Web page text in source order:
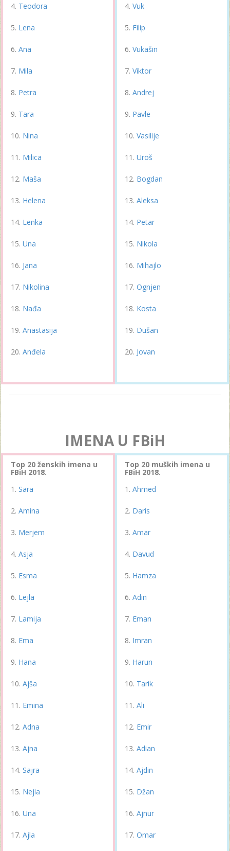
Teodora
Lena
Ana
Mila
Petra
Tara
Nina
Milica
Maša
Helena
Lenka
Una
Jana
Nikolina
Nađa
Anastasija
Anđela
Vuk
Filip
Vukašin
Viktor
Andrej
Pavle
Vasilije
Uroš
Bogdan
Aleksa
Petar
Nikola
Mihajlo
Ognjen
Kosta
Dušan
Jovan
IMENA U FBiH
Top 20 ženskih imena u
FBiH 2018.
Sara
Amina
Merjem
Asja
Esma
Lejla
Lamija
Ema
Hana
Ajša
Emina
Adna
Ajna
Sajra
Nejla
Una
Ajla
Top 20 muških imena u
FBiH 2018.
Ahmed
Daris
Amar
Davud
Hamza
Adin
Eman
Imran
Harun
Tarik
Ali
Emir
Adian
Ajdin
Džan
Ajnur
Omar